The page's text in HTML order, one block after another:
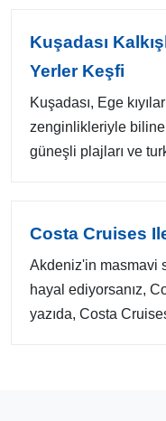
Kuşadası
Yerler Keşfi
Kuşadası, Ege
zenginlikleriyle
güneşli plajları ve
Costa Cruises
Akdeniz'in masmavi
hayal ediyorsanız,
yazıda, Costa